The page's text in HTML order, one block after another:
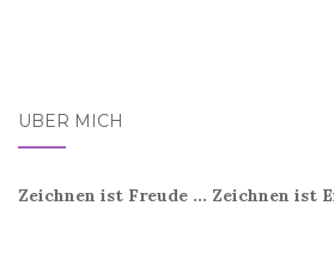
ÜBER MICH
Zeichnen ist Freude ... Zeichnen ist